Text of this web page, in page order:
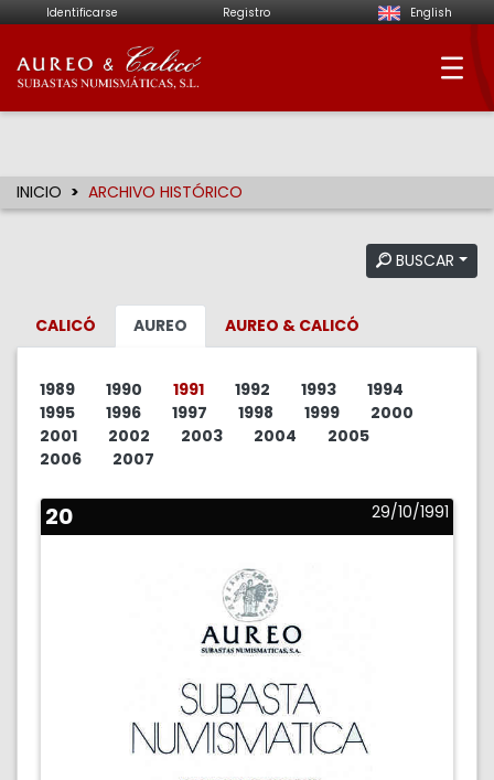
Identificarse Registro English
Aureo & Calicó -
INICIO ARCHIVO HISTÓRICO
BUSCAR
CALICÓ AUREO AUREO & CALICÓ
1989 1990 1991 1992 1993
1994
1995
1996 1997 1998 1999
2000
2001
2002 2003 2004
2005
2006
2007
20 29/10/1991